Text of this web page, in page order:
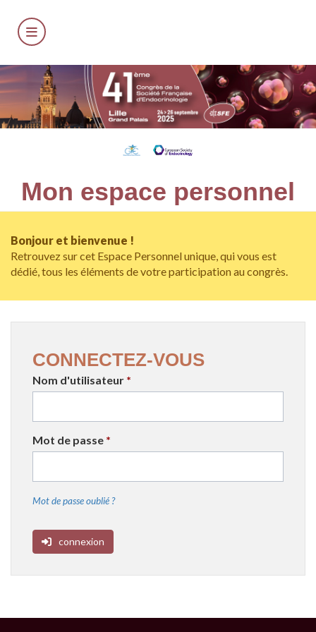
Mon espace personnel
Bonjour et bienvenue !
Retrouvez sur cet Espace Personnel unique, qui vous est
dédié, tous les éléments de votre participation au congrès.
CONNECTEZ-VOUS
Nom d'utilisateur *
Mot de passe *
Mot de passe oublié ?
connexion